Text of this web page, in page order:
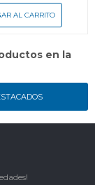
en la